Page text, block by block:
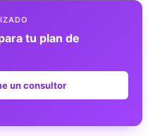
tu plan de
un consultor